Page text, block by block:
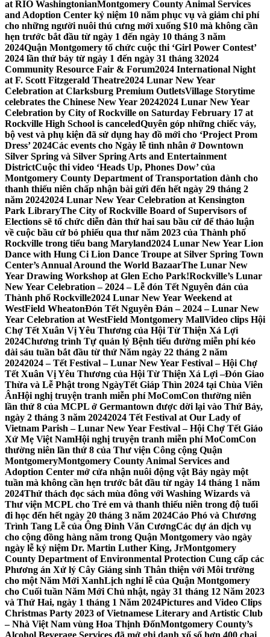
at RIO WashingtonianMontgomery County Animal Services
and Adoption Center kỷ niệm 10 năm phục vụ và giảm chi phí
cho những người nuôi thú cưng mới xuống $10 mà không cần
hẹn trước bắt đầu từ ngày 1 đến ngày 10 tháng 3 năm
2024Quận Montgomery tổ chức cuộc thi ‘Girl Power Contest’
2024 lần thứ bảy từ ngày 1 đến ngày 31 tháng 32024
Community Resource Fair & Forum2024 International Night
at F. Scott Fitzgerald Theatre2024 Lunar New Year
Celebration at Clarksburg Premium OutletsVillage Storytime
celebrates the Chinese New Year 20242024 Lunar New Year
Celebration by City of Rockville on Saturday February 17 at
Rockville High School is canceledQuyên góp những chiếc váy,
bộ vest và phụ kiện đã sử dụng hay đồ mới cho ‘Project Prom
Dress’ 2024Các events cho Ngày lễ tình nhân ở Downtown
Silver Spring và Silver Spring Arts and Entertainment
DistrictCuộc thi video ‘Heads Up, Phones Dow’ của
Montgomery County Department of Transportation dành cho
thanh thiếu niên chấp nhận bài gửi đến hết ngày 29 tháng 2
năm 20242024 Lunar New Year Celebration at Kensington
Park LibraryThe City of Rockville Board of Supervisors of
Elections sẽ tổ chức diễn đàn thứ hai sau bầu cử để thảo luận
về cuộc bầu cử bỏ phiếu qua thư năm 2023 của Thành phố
Rockville trong tiểu bang Maryland2024 Lunar New Year Lion
Dance with Hung Ci Lion Dance Troupe at Silver Spring Town
Center’s Annual Around the World BazaarThe Lunar New
Year Drawing Workshop at Glen Echo Park!Rockville’s Lunar
New Year Celebration – 2024 – Lễ đón Tết Nguyên đán của
Thành phố Rockville2024 Lunar New Year Weekend at
WestField WheatonĐón Tết Nguyên Đán – 2024 – Lunar New
Year Celebration at WestField Montgomery MallVideo clips Hội
Chợ Tết Xuân Vị Yêu Thương của Hội Từ Thiện Xá Lợi
2024Chương trình Tự quản lý Bệnh tiểu đường miễn phí kéo
dài sáu tuần bắt đầu từ thứ Năm ngày 22 tháng 2 năm
20242024 – Tết Festival – Lunar New Year Festival – Hội Chợ
Tết Xuân Vị Yêu Thương của Hội Từ Thiện Xá Lợi –Đón Giao
Thừa và Lễ Phật trong NgàyTết Giáp Thìn 2024 tại Chùa Viên
ÂnHội nghị truyện tranh miễn phí MoComCon thường niên
lần thứ 8 của MCPL ở Germantown được dời lại vào Thứ Bảy,
ngày 2 tháng 3 năm 20242024 Tết Festival at Our Lady of
Vietnam Parish – Lunar New Year Festival – Hội Chợ Tết Giáo
Xứ Mẹ Việt NamHội nghị truyện tranh miễn phí MoComCon
thường niên lần thứ 8 của Thư viện Công cộng Quận
MontgomeryMontgomery County Animal Services and
Adoption Center mở cửa nhận nuôi động vật Bảy ngày một
tuần mà không cần hẹn trước bắt đầu từ ngày 14 tháng 1 năm
2024Thử thách đọc sách mùa đông với Washing Wizards và
Thư viện MCPL cho Trẻ em và thanh thiếu niên trong độ tuổi
đi học đến hết ngày 20 tháng 3 năm 2024Cáo Phó và Chương
Trình Tang Lễ của Ông Đinh Văn CươngCác dự án dịch vụ
cho cộng đồng hàng năm trong Quận Montgomery vào ngày
ngày lễ kỷ niệm Dr. Martin Luther King, JrMontgomery
County Department of Environmental Protection Cung cấp các
Phương án Xử lý Cây Giáng sinh Thân thiện với Môi trường
cho một Năm Mới XanhLịch nghỉ lễ của Quận Montgomery
cho Cuối tuần Năm Mới Chủ nhật, ngày 31 tháng 12 Năm 2023
và Thứ Hai, ngày 1 tháng 1 Năm 2024Pictures and Video Clips
Christmas Party 2023 of Vietnamese Literary and Artistic Club
– Nhà Việt Nam vùng Hoa Thịnh ĐốnMontgomery County’s
Alcohol Beverage Services đã mở ghi danh xổ số hơn 400 chai